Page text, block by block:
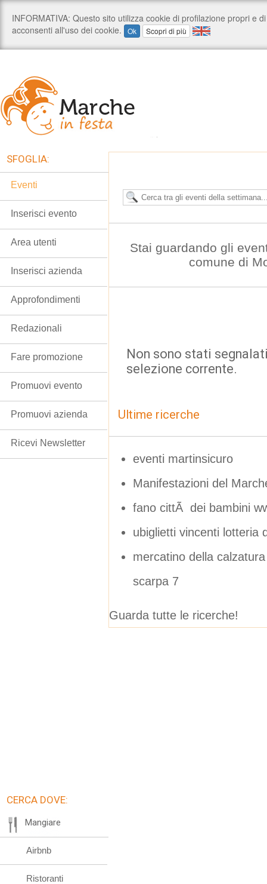
Stai guardando gli
comune di
Non sono stati
selezione corrente.
Ultime ricerche
eventi martinsicuro
Manifestazioni del
fano cittÃ dei bambini
ubiglietti vincenti lotteria
mercatino della
scarpa 7
Guarda tutte le ricerche!
SFOGLIA:
Eventi
Inserisci evento
Area utenti
Inserisci azienda
Approfondimenti
Redazionali
Fare promozione
Promuovi evento
Promuovi azienda
Ricevi Newsletter
CERCA DOVE:
Mangiare
Airbnb
Ristoranti